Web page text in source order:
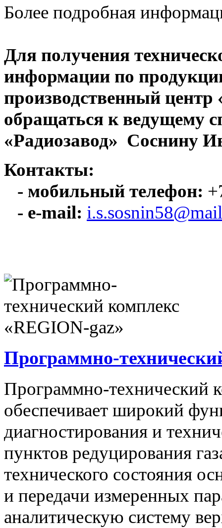
Более подробная
Для получения
информации по
производственный
обращаться к ведущему
«Радиозавод» Соснину
Контакты:
- мобильный телефон:
- e-mail:
Программно-
Программно-технический
обеспечивает широкий
диагностирования и
пунктов редуцирования
технического состояния
и передачи измеренных
аналитическую систему